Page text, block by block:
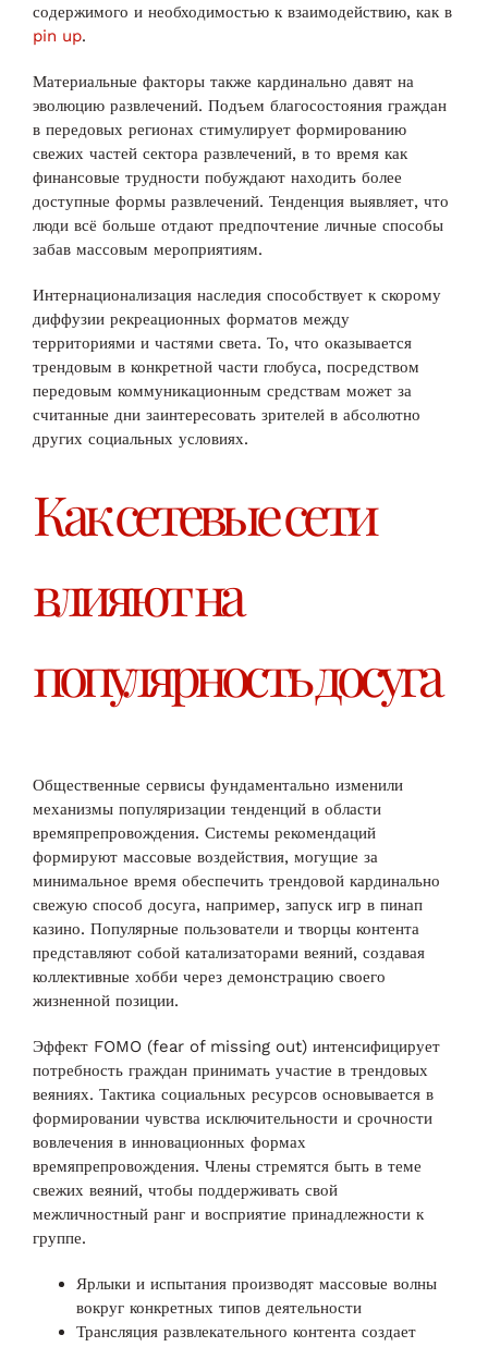
содержимого и необходимостью к взаимодействию, как в
pin up.
Материальные факторы также кардинально давят на
эволюцию развлечений. Подъем благосостояния граждан
в передовых регионах стимулирует формированию
свежих частей сектора развлечений, в то время как
финансовые трудности побуждают находить более
доступные формы развлечений. Тенденция выявляет, что
люди всё больше отдают предпочтение личные способы
забав массовым мероприятиям.
Интернационализация наследия способствует к скорому
диффузии рекреационных форматов между
территориями и частями света. То, что оказывается
трендовым в конкретной части глобуса, посредством
передовым коммуникационным средствам может за
считанные дни заинтересовать зрителей в абсолютно
других социальных условиях.
Как сетевые сети
влияют на
популярность досуга
Общественные сервисы фундаментально изменили
механизмы популяризации тенденций в области
времяпрепровождения. Системы рекомендаций
формируют массовые воздействия, могущие за
минимальное время обеспечить трендовой кардинально
свежую способ досуга, например, запуск игр в пинап
казино. Популярные пользователи и творцы контента
представляют собой катализаторами веяний, создавая
коллективные хобби через демонстрацию своего
жизненной позиции.
Эффект FOMO (fear of missing out) интенсифицирует
потребность граждан принимать участие в трендовых
веяниях. Тактика социальных ресурсов основывается в
формировании чувства исключительности и срочности
вовлечения в инновационных формах
времяпрепровождения. Члены стремятся быть в теме
свежих веяний, чтобы поддерживать свой
межличностный ранг и восприятие принадлежности к
группе.
Ярлыки и испытания производят массовые волны
вокруг конкретных типов деятельности
Трансляция развлекательного контента создает